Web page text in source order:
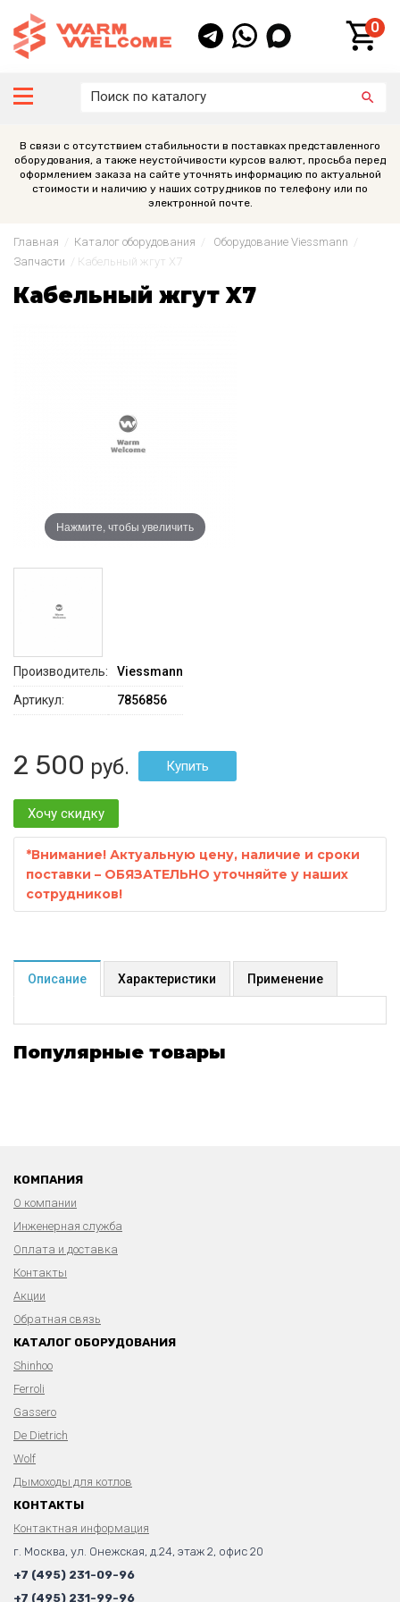
0
В связи с отсутствием стабильности в поставках представленного
оборудования, а также неустойчивости курсов валют, просьба перед
оформлением заказа на сайте уточнять информацию по актуальной
стоимости и наличию у наших сотрудников по телефону или по
электронной почте.
Главная Каталог оборудования Оборудование Viessmann
Запчасти
Кабельный жгут X7
Кабельный жгут X7
Нажмите, чтобы увеличить
Производитель:
Viessmann
Артикул:
7856856
2 500 руб.
Хочу скидку
*Внимание! Актуальную цену, наличие и сроки
поставки – ОБЯЗАТЕЛЬНО уточняйте у наших
сотрудников!
Описание Характеристики Применение
Популярные товары
КОМПАНИЯ
О компании
Инженерная служба
Оплата и доставка
Контакты
Акции
Обратная связь
КАТАЛОГ ОБОРУДОВАНИЯ
Shinhoo
Ferroli
Gassero
De Dietrich
Wolf
Дымоходы для котлов
КОНТАКТЫ
Контактная информация
г. Москва, ул. Онежская, д.24, этаж 2, офис 20
+7 (495) 231-09-96
+7 (495) 231-99-96